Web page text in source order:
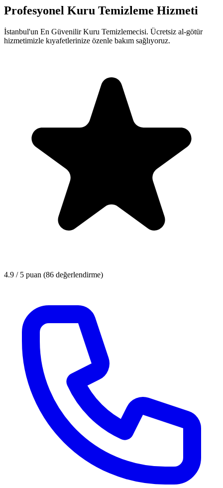
Profesyonel Kuru Temizleme Hizmeti
İstanbul'un En Güvenilir Kuru Temizlemecisi. Ücretsiz al-götür
hizmetimizle kıyafetlerinize özenle bakım sağlıyoruz.
4.9 / 5 puan (86 değerlendirme)